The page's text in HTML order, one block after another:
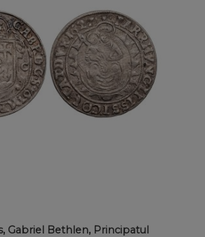
Gabriel Bethlen, Principatul